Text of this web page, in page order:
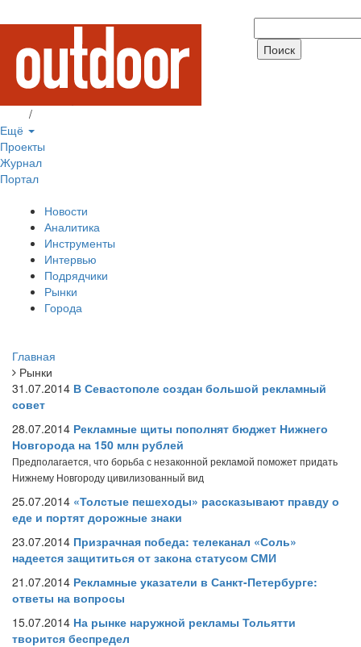
/
Ещё
Проекты
Журнал
Портал
Новости
Аналитика
Инструменты
Интервью
Подрядчики
Рынки
Города
Главная
Рынки
31.07.2014 В Севастополе создан большой рекламный
совет
28.07.2014 Рекламные щиты пополнят бюджет Нижнего
Новгорода на 150 млн рублей
Предполагается, что борьба с незаконной рекламой поможет придать
Нижнему Новгороду цивилизованный вид
25.07.2014 «Толстые пешеходы» рассказывают правду о
еде и портят дорожные знаки
23.07.2014 Призрачная победа: телеканал «Соль»
надеется защититься от закона статусом СМИ
21.07.2014 Рекламные указатели в Санкт-Петербурге:
ответы на вопросы
15.07.2014 На рынке наружной рекламы Тольятти
творится беспредел